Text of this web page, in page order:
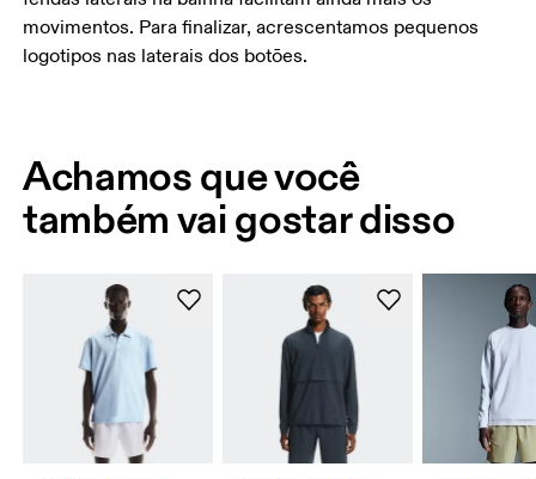
movimentos. Para finalizar, acrescentamos pequenos
logotipos nas laterais dos botões.
Achamos que você
também vai gostar disso